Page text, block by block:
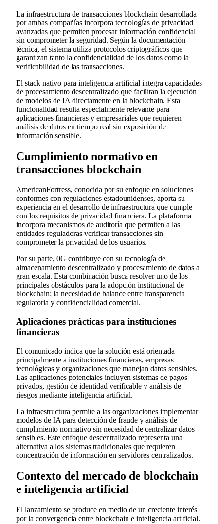
La infraestructura de transacciones blockchain desarrollada
por ambas compañías incorpora tecnologías de privacidad
avanzadas que permiten procesar información confidencial
sin comprometer la seguridad. Según la documentación
técnica, el sistema utiliza protocolos criptográficos que
garantizan tanto la confidencialidad de los datos como la
verificabilidad de las transacciones.
El stack nativo para inteligencia artificial integra capacidades
de procesamiento descentralizado que facilitan la ejecución
de modelos de IA directamente en la blockchain. Esta
funcionalidad resulta especialmente relevante para
aplicaciones financieras y empresariales que requieren
análisis de datos en tiempo real sin exposición de
información sensible.
Cumplimiento normativo en
transacciones blockchain
AmericanFortress, conocida por su enfoque en soluciones
conformes con regulaciones estadounidenses, aporta su
experiencia en el desarrollo de infraestructura que cumple
con los requisitos de privacidad financiera. La plataforma
incorpora mecanismos de auditoría que permiten a las
entidades reguladoras verificar transacciones sin
comprometer la privacidad de los usuarios.
Por su parte, 0G contribuye con su tecnología de
almacenamiento descentralizado y procesamiento de datos a
gran escala. Esta combinación busca resolver uno de los
principales obstáculos para la adopción institucional de
blockchain: la necesidad de balance entre transparencia
regulatoria y confidencialidad comercial.
Aplicaciones prácticas para instituciones
financieras
El comunicado indica que la solución está orientada
principalmente a instituciones financieras, empresas
tecnológicas y organizaciones que manejan datos sensibles.
Las aplicaciones potenciales incluyen sistemas de pagos
privados, gestión de identidad verificable y análisis de
riesgos mediante inteligencia artificial.
La infraestructura permite a las organizaciones implementar
modelos de IA para detección de fraude y análisis de
cumplimiento normativo sin necesidad de centralizar datos
sensibles. Este enfoque descentralizado representa una
alternativa a los sistemas tradicionales que requieren
concentración de información en servidores centralizados.
Contexto del mercado de blockchain
e inteligencia artificial
El lanzamiento se produce en medio de un creciente interés
por la convergencia entre blockchain e inteligencia artificial.